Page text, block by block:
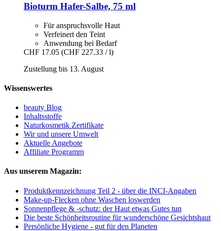
Bioturm Hafer-​Salbe, 75 ml
Für anspruchsvolle Haut
Verfeinert den Teint
Anwendung bei Bedarf
CHF 17.05 (CHF 227.33 / l)
Zustellung bis 13. August
Wissenswertes
beauty Blog
Inhaltsstoffe
Naturkosmetik Zertifikate
Wir und unsere Umwelt
Aktuelle Angebote
Affiliate Programm
Aus unserem Magazin:
Produktkennzeichnung Teil 2 - über die INCI-Angaben
Make-up-Flecken ohne Waschen loswerden
Sonnenpflege & -schutz: der Haut etwas Gutes tun
Die beste Schönheitsroutine für wunderschöne Gesichtshaut
Persönliche Hygiene - gut für den Planeten